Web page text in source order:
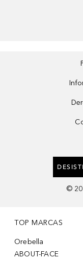
©
TOP MARCAS
Orebella
ABOUT-FACE